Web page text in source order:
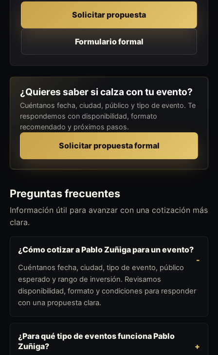
Solicitar propuesta
Formulario formal
¿Quieres saber si calza con tu evento?
Cuéntanos fecha, ciudad, público y tipo de evento. Te
respondemos con disponibilidad, formato
recomendado y próximos pasos.
Solicitar propuesta formal
Preguntas frecuentes
Información útil para avanzar con una cotización más
clara.
¿Cómo cotizar a Pablo Zuñiga para un evento?
Cuéntanos fecha, ciudad, tipo de evento, público
esperado y rango de inversión. Revisamos
disponibilidad, formato y condiciones para responder
con una propuesta clara.
¿Para qué tipo de eventos funciona Pablo
Zuñiga?